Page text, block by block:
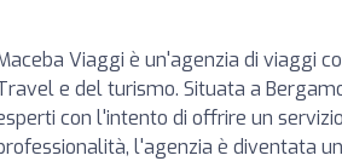
Viaggi è un'agenzia di viaggi
e del turismo. Situata a
con l'intento di offrire un
l'agenzia è diventata